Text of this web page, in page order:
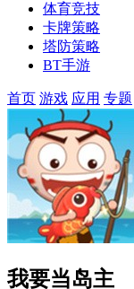
体育竞技
卡牌策略
塔防策略
BT手游
首页 游戏 应用 专题
我要当岛主